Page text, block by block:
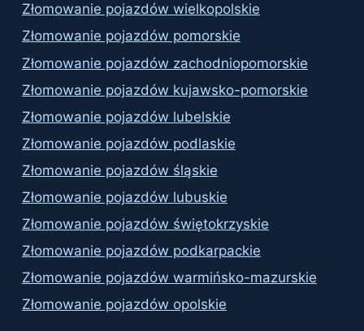
Złomowanie pojazdów wielkopolskie
Złomowanie pojazdów pomorskie
Złomowanie pojazdów zachodniopomorskie
Złomowanie pojazdów kujawsko-pomorskie
Złomowanie pojazdów lubelskie
Złomowanie pojazdów podlaskie
Złomowanie pojazdów śląskie
Złomowanie pojazdów lubuskie
Złomowanie pojazdów świętokrzyskie
Złomowanie pojazdów podkarpackie
Złomowanie pojazdów warmińsko-mazurskie
Złomowanie pojazdów opolskie